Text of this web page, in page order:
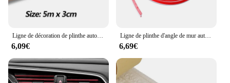
6,09€
Ligne de plinthe d'angle de mur auto-arina, calfeutrage de plafond de moulage, bande interne, garniture de bord, fourniture décorative pour la maison, 3 m, 5m, 1 paquet
6,69€